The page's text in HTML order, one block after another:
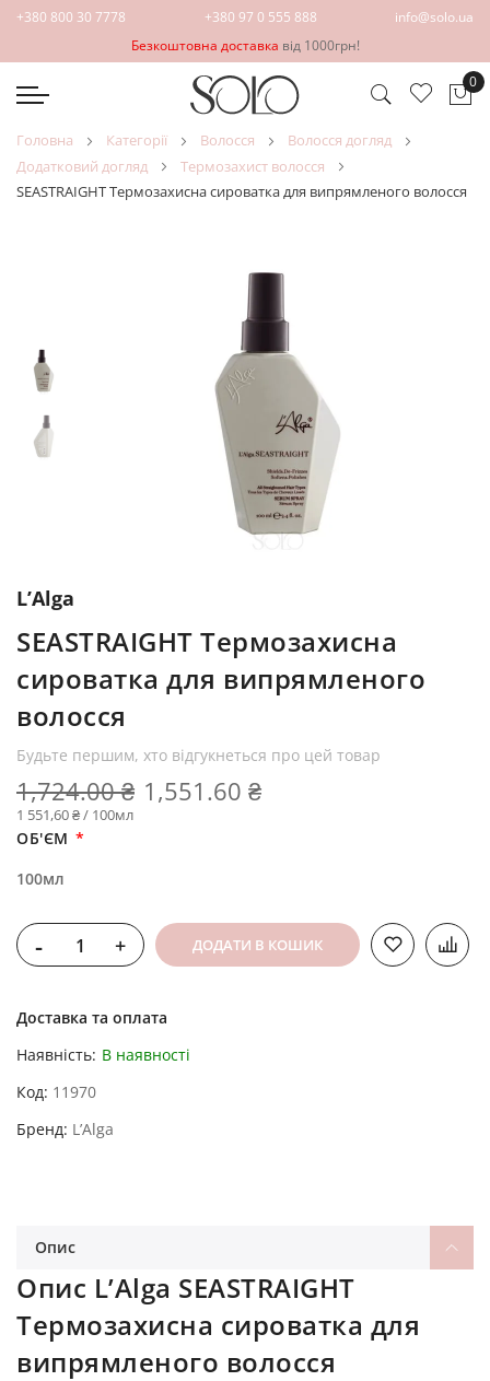
+380 800 30 7778 +380 97 0 555 888
info@solo.ua
Безкоштовна доставка від 1000грн!
0
головна категорії волосся
волосся догляд
додатковий догляд
термозахист волосся
SEASTRAIGHT Термозахисна сироватка для випрямленого волосся
L’Alga
SEASTRAIGHT Термозахисна
сироватка для випрямленого
волосся
Будьте першим, хто відгукнеться про цей товар
1,551.60 ₴
1,724.00 ₴
1 551,60 ₴ / 100мл
ОБ'ЄМ
100мл
- + ДОДАТИ В КОШИК
Доставка та оплата
Наявність: В наявності
Код 11970
Бренд L’Alga
Опис
Опис L’Alga SEASTRAIGHT
Термозахисна сироватка для
випрямленого волосся